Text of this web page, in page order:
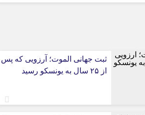
ثبت جهانی الموت؛ آرزویی که پس
از ۲۵ سال به یونسکو رسید